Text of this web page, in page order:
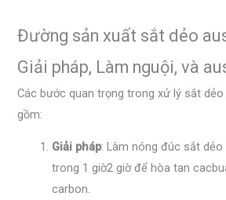
Đường sản xuất sắt dẻo
Giải pháp, Làm nguội, và
Các bước quan trọng trong xử lý sắt
gồm:
Giải pháp: Làm nóng đúc sắt dẻo
trong 1 giờ2 giờ để hòa tan
carbon.